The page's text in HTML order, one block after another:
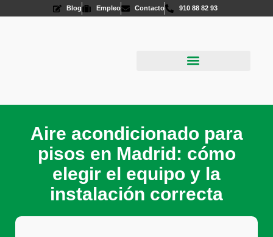
Blog Empleo Contacto 910 88 82 93
Aire acondicionado para
pisos en Madrid: cómo
elegir el equipo y la
instalación correcta